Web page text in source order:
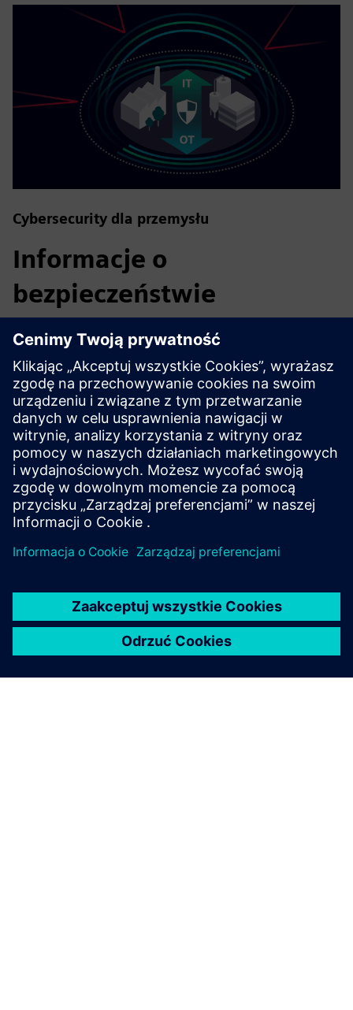
Cybersecurity dla przemysłu
Informacje o
bezpieczeństwie
Aby chronić zakłady, systemy, maszyny i sieci przed
cyberzagrożeniami, konieczne jest wdrożenie — i ciągłe
utrzymywanie — całościowej, najnowocześniejszej
koncepcji bezpieczeństwa przemysłowego. Produkty i
rozwiązania Siemens stanowią tylko jeden element takiej
koncepcji. Aby uzyskać więcej informacji na temat
bezpieczeństwa przemysłowego, odwiedź stronę.
Dowiedz się więcej